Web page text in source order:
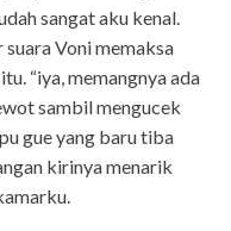
sangat aku kenal.
suara Voni memaksa
“iya, memangnya ada
sambil mengucek
gue yang baru tiba
kirinya menarik